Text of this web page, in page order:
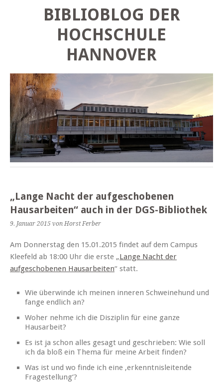
BIBLIOBLOG DER
HOCHSCHULE
HANNOVER
„Lange Nacht der aufgeschobenen
Hausarbeiten“ auch in der DGS-Bibliothek
9. Januar 2015 von Horst Ferber
Am Donnerstag den 15.01.2015 findet auf dem Campus
Kleefeld ab 18:00 Uhr die erste „Lange Nacht der
aufgeschobenen Hausarbeiten“ statt.
Wie überwinde ich meinen inneren Schweinehund und
fange endlich an?
Woher nehme ich die Disziplin für eine ganze
Hausarbeit?
Es ist ja schon alles gesagt und geschrieben: Wie soll
ich da bloß ein Thema für meine Arbeit finden?
Was ist und wo finde ich eine ‚erkenntnisleitende
Fragestellung‘?